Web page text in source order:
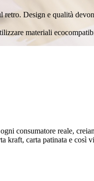
retro. Design e qualità
materiali
consumatore reale,
kraft, carta patinata e così